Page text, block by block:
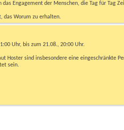
Engagement der Menschen, die Tag für Tag
das Worum zu erhalten.
Uhr, bis zum 21.08., 20:00 Uhr.
Hoster sind insbesondere eine eingeschränkte
sein.